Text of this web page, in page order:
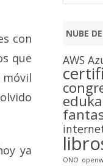
con
que
ya
a
r
NUBE
AWS
ONO